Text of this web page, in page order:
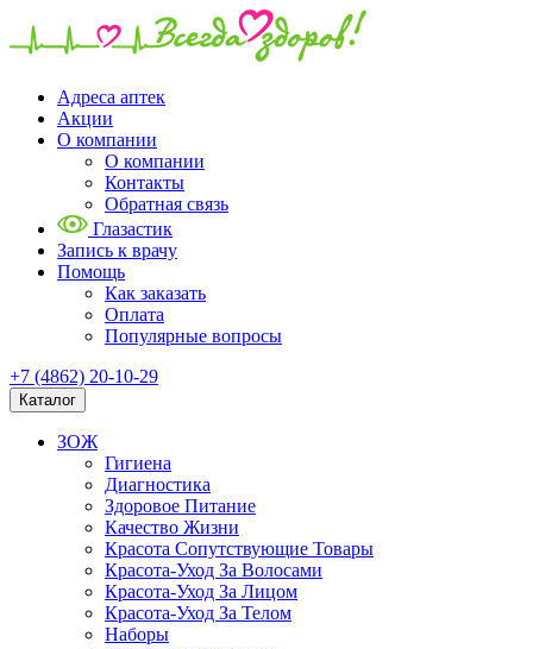
Адреса аптек
Акции
О компании
О компании
Контакты
Обратная связь
Глазастик
Запись к врачу
Помощь
Как заказать
Оплата
Популярные вопросы
+7 (4862) 20-10-29
Каталог
ЗОЖ
Гигиена
Диагностика
Здоровое Питание
Качество Жизни
Красота Сопутствующие Товары
Красота-Уход За Волосами
Красота-Уход За Лицом
Красота-Уход За Телом
Наборы